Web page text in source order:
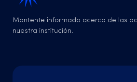
Mantente informado acerca de las
nuestra institución.